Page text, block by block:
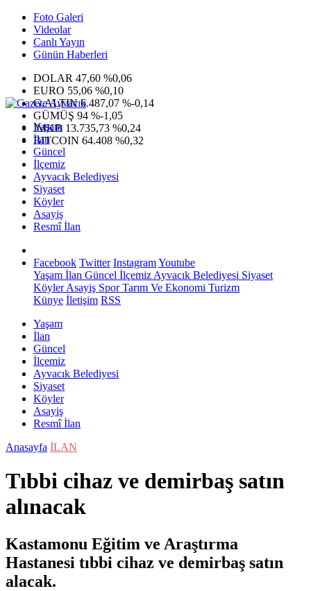
Foto Galeri
Videolar
Canlı Yayın
Günün Haberleri
DOLAR 47,60 %0,06
EURO 55,06 %0,10
G.ALTIN6.487,07 %-0,14
GÜMÜŞ 94 %-1,05
IMKB 13.735,73 %0,24
BITCOIN 64.408 %0,32
Yaşam
İlan
Güncel
İlçemiz
Ayvacık Belediyesi
Siyaset
Köyler
Asayiş
Resmî İlan
Facebook Twitter InstagramYoutube
Yaşam İlan Güncel İlçemiz Ayvacık Belediyesi Siyaset
KöylerAsayiş SporTarım Ve Ekonomi Turizm
Künye İletişim RSS
Yaşam
İlan
Güncel
İlçemiz
Ayvacık Belediyesi
Siyaset
Köyler
Asayiş
Resmî İlan
Anasayfa İLAN
Tıbbi cihaz ve demirbaş satın
alınacak
Kastamonu Eğitim ve Araştırma
Hastanesi tıbbi cihaz ve demirbaş satın
alacak.